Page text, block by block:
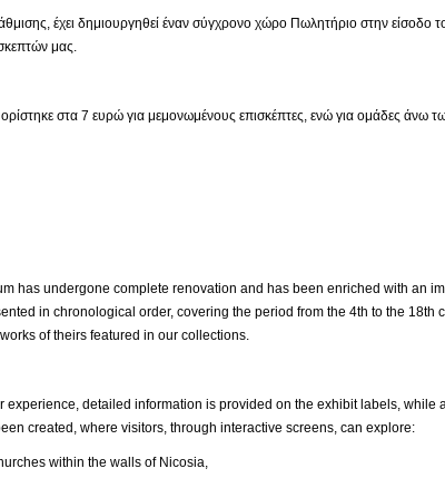
έχει δημιουργηθεί έναν σύγχρονο χώρο Πωλητήριο στην
μας.
ορίστηκε στα 7 ευρώ για μεμονωμένους επισκέπτες, ενώ για ομάδες άνω
has undergone complete renovation and has been enriched with an
in chronological order, covering the period from the 4th to the
of theirs featured in our collections.
experience, detailed information is provided on the exhibit labels,
created, where visitors, through interactive screens, can explore:
the walls of Nicosia,